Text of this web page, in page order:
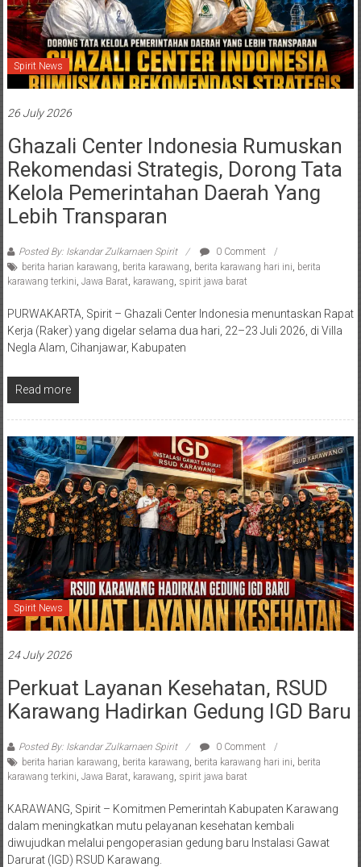
Spirit News
26 July 2026
Ghazali Center Indonesia Rumuskan
Rekomendasi Strategis, Dorong Tata
Kelola Pemerintahan Daerah Yang
Lebih Transparan
Posted By: Iskandar Zulkarnaen Spirit
0 Comment
berita harian karawang, berita karawang, berita karawang hari ini, berita
karawang terkini, Jawa Barat, karawang, spirit jawa barat
PURWAKARTA, Spirit – Ghazali Center Indonesia menuntaskan Rapat
Kerja (Raker) yang digelar selama dua hari, 22–23 Juli 2026, di Villa
Negla Alam, Cihanjawar, Kabupaten
Read more
Spirit News
24 July 2026
Perkuat Layanan Kesehatan, RSUD
Karawang Hadirkan Gedung IGD Baru
Posted By: Iskandar Zulkarnaen Spirit
0 Comment
berita harian karawang berita karawang berita karawang hari ini berita
karawang terkini Jawa Barat karawang spirit jawa barat
KARAWANG, Spirit – Komitmen Pemerintah Kabupaten Karawang
dalam meningkatkan mutu pelayanan kesehatan kembali
diwujudkan melalui pengoperasian gedung baru Instalasi Gawat
Darurat (IGD) RSUD Karawang.